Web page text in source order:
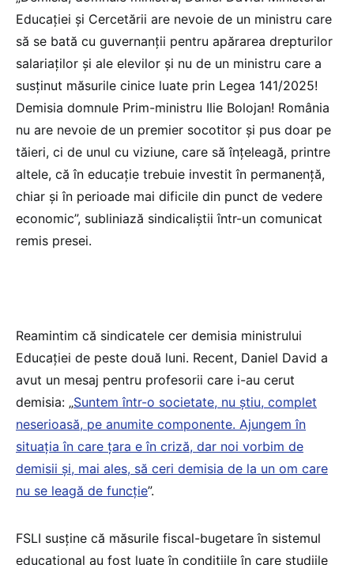
Educaţiei şi Cercetării are nevoie de un ministru care
să se bată cu guvernanţii pentru apărarea drepturilor
salariaţilor şi ale elevilor şi nu de un ministru care a
susţinut măsurile cinice luate prin Legea 141/2025!
Demisia domnule Prim-ministru Ilie Bolojan! România
nu are nevoie de un premier socotitor şi pus doar pe
tăieri, ci de unul cu viziune, care să înţeleagă, printre
altele, că în educaţie trebuie investit în permanenţă,
chiar şi în perioade mai dificile din punct de vedere
economic”, subliniază sindicaliştii într-un comunicat
remis presei.
Reamintim că sindicatele cer demisia ministrului
Educației de peste două luni. Recent, Daniel David a
avut un mesaj pentru profesorii care i-au cerut
demisia: „Suntem într-o societate, nu știu, complet
neserioasă, pe anumite componente. Ajungem în
situația în care țara e în criză, dar noi vorbim de
demisii și, mai ales, să ceri demisia de la un om care
nu se leagă de funcție”.
FSLI susţine că măsurile fiscal-bugetare în sistemul
educaţional au fost luate în condiţiile în care studiile